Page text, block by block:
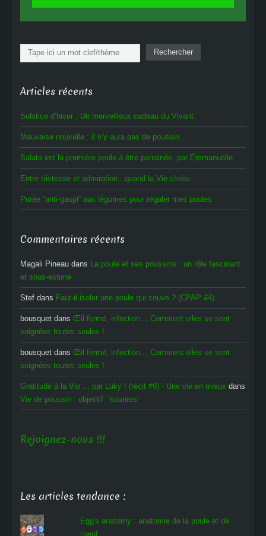
Rechercher Rechercher
Articles récents
Solstice d’hiver : Un merveilleux cadeau du Vivant
Mauvaise nouvelle : il n’y aura pas de poussin…
Balata est la première poule à être parrainée, par Emmanuelle.
Entre tristesse et admiration : quand la Vie choisi.
Purée “anti-gaspi” aux légumes pour régaler mes poules
Commentaires récents
Magali Pineau dans La poule et ses poussins : un rôle fascinant
et sous-estimé
Stef dans Faut-il isoler une poule qui couve ? (CPAP #4)
bousquet dans Œil fermé, infection… Comment elles se sont
soignées toutes seules !
bousquet dans Œil fermé, infection… Comment elles se sont
soignées toutes seules !
Gratitude à la Vie ... par Luky ! (récit #9) - Une vie en mieux dans
Vie de poussin : objectif ‘sourires’
Rejoignez-nous !!!
Les articles tendance :
Egg's anatomy : anatomie de la poule et de
l'oeuf